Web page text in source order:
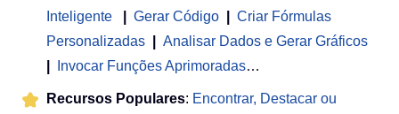
Inteligente
Gerar Código
Criar Fórmulas
Personalizadas
Analisar Dados e Gerar Gráficos
Invocar Funções Aprimoradas…
Recursos Populares: Encontrar, Destacar ou